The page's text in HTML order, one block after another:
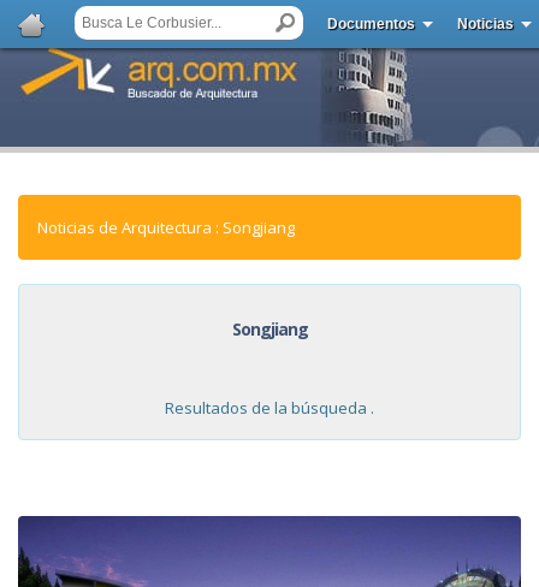
Documentos Noticias
Noticias de Arquitectura : Songjiang
Songjiang
Resultados de la búsqueda .